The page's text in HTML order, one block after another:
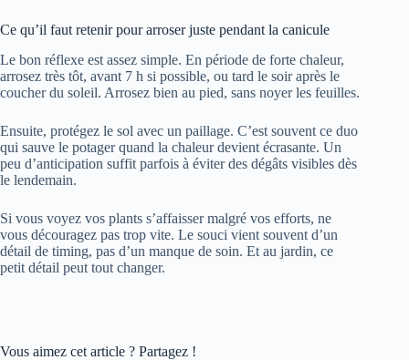
Ce qu’il faut retenir pour arroser juste pendant la canicule
Le bon réflexe est assez simple. En période de forte chaleur,
arrosez très tôt, avant 7 h si possible, ou tard le soir après le
coucher du soleil. Arrosez bien au pied, sans noyer les feuilles.
Ensuite, protégez le sol avec un paillage. C’est souvent ce duo
qui sauve le potager quand la chaleur devient écrasante. Un
peu d’anticipation suffit parfois à éviter des dégâts visibles dès
le lendemain.
Si vous voyez vos plants s’affaisser malgré vos efforts, ne
vous découragez pas trop vite. Le souci vient souvent d’un
détail de timing, pas d’un manque de soin. Et au jardin, ce
petit détail peut tout changer.
Vous aimez cet article ? Partagez !